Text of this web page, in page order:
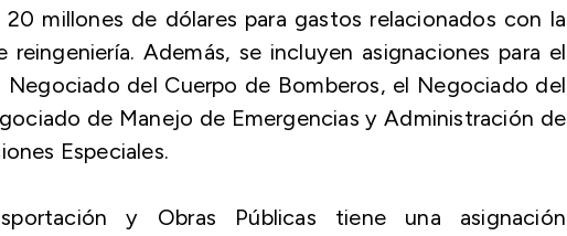
millones de dólares para gastos relacionados con la
Además, se incluyen asignaciones para el
del Cuerpo de Bomberos, el Negociado del
de Manejo de Emergencias y Administración de
Especiales.
y Obras Públicas tiene una asignación